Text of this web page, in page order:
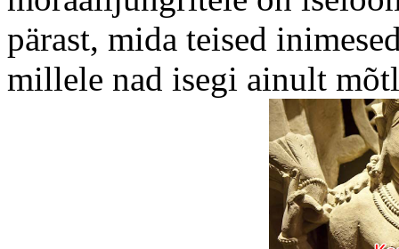
pärast, mida teised
millele nad isegi ainult